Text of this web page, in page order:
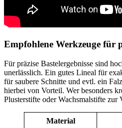
Empfohlene Werkzeuge für
Für präzise Bastelergebnisse sind
unerlässlich. Ein gutes Lineal für
für saubere Schnitte und evtl. ein
hierbei von Vorteil. Wer besonders
Plusterstifte oder Wachsmalstifte zur
Material